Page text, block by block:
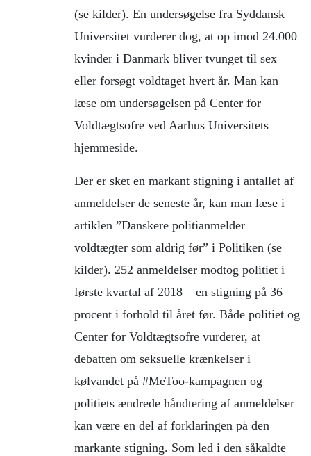
(se kilder). En undersøgelse fra Syddansk
Universitet vurderer dog, at op imod 24.000
kvinder i Danmark bliver tvunget til sex
eller forsøgt voldtaget hvert år. Man kan
læse om undersøgelsen på Center for
Voldtægtsofre ved Aarhus Universitets
hjemmeside.
Der er sket en markant stigning i antallet af
anmeldelser de seneste år, kan man læse i
artiklen ”Danskere politianmelder
voldtægter som aldrig før” i Politiken (se
kilder). 252 anmeldelser modtog politiet i
første kvartal af 2018 – en stigning på 36
procent i forhold til året før. Både politiet og
Center for Voldtægtsofre vurderer, at
debatten om seksuelle krænkelser i
kølvandet på #MeToo-kampagnen og
politiets ændrede håndtering af anmeldelser
kan være en del af forklaringen på den
markante stigning. Som led i den såkaldte